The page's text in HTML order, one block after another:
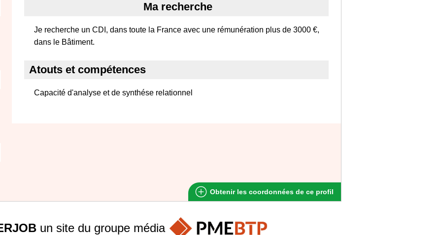
Ma recherche
Je recherche un CDI, dans toute la France avec une rémunération plus de 3000 €,
dans le Bâtiment.
Atouts et compétences
Capacité d'analyse et de synthése relationnel
Obtenir les coordonnées de ce profil
un site du groupe média